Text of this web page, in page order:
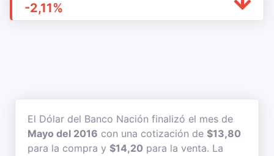
-2,11%
El Dólar del Banco Nación finalizó el mes de
Mayo del 2016 con una cotización de $13,80
para la compra y $14,20 para la venta. La